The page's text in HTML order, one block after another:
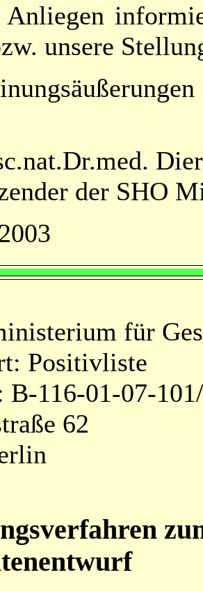
Anliegen
unsere
der SHO
für
Positivliste
B-116-01-07-
62